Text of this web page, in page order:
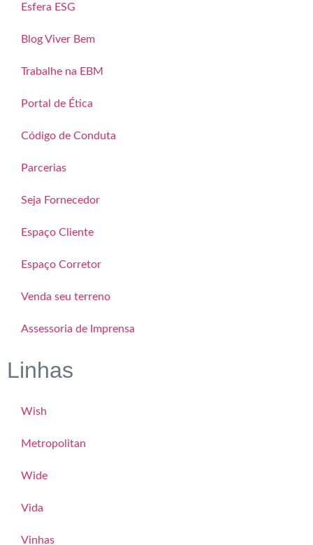
Esfera ESG
Blog Viver Bem
Trabalhe na EBM
Portal de Ética
Código de Conduta
Parcerias
Seja Fornecedor
Espaço Cliente
Espaço Corretor
Venda seu terreno
Assessoria de Imprensa
Linhas
Wish
Metropolitan
Wide
Vida
Vinhas